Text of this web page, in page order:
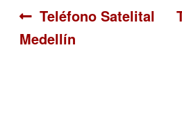
Navegación
de
Anterior:
Teléfono Satelital
Medellín